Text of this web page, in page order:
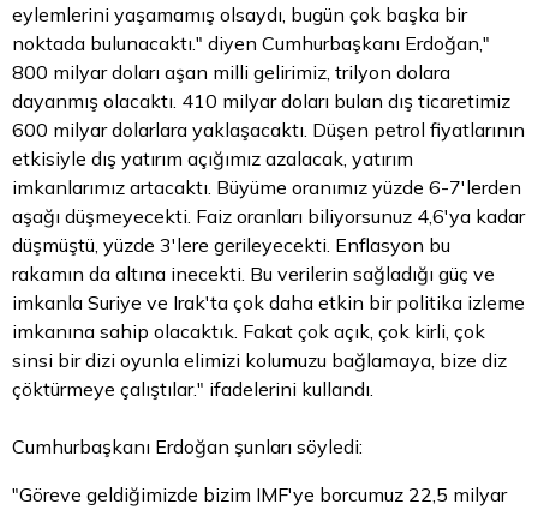
eylemlerini yaşamamış olsaydı, bugün çok başka bir
noktada bulunacaktı." diyen Cumhurbaşkanı Erdoğan,"
800 milyar doları aşan milli gelirimiz, trilyon dolara
dayanmış olacaktı. 410 milyar doları bulan dış ticaretimiz
600 milyar dolarlara yaklaşacaktı. Düşen petrol fiyatlarının
etkisiyle dış yatırım açığımız azalacak, yatırım
imkanlarımız artacaktı. Büyüme oranımız yüzde 6-7'lerden
aşağı düşmeyecekti. Faiz oranları biliyorsunuz 4,6'ya kadar
düşmüştü, yüzde 3'lere gerileyecekti. Enflasyon bu
rakamın da altına inecekti. Bu verilerin sağladığı güç ve
imkanla Suriye ve Irak'ta çok daha etkin bir politika izleme
imkanına sahip olacaktık. Fakat çok açık, çok kirli, çok
sinsi bir dizi oyunla elimizi kolumuzu bağlamaya, bize diz
çöktürmeye çalıştılar." ifadelerini kullandı.
Cumhurbaşkanı Erdoğan şunları söyledi:
"Göreve geldiğimizde bizim IMF'ye borcumuz 22,5 milyar